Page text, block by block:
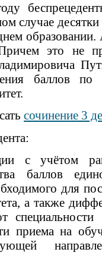
случае
это не
баллов по
сочинение 3
с учётом
баллов
для
а также
приема на